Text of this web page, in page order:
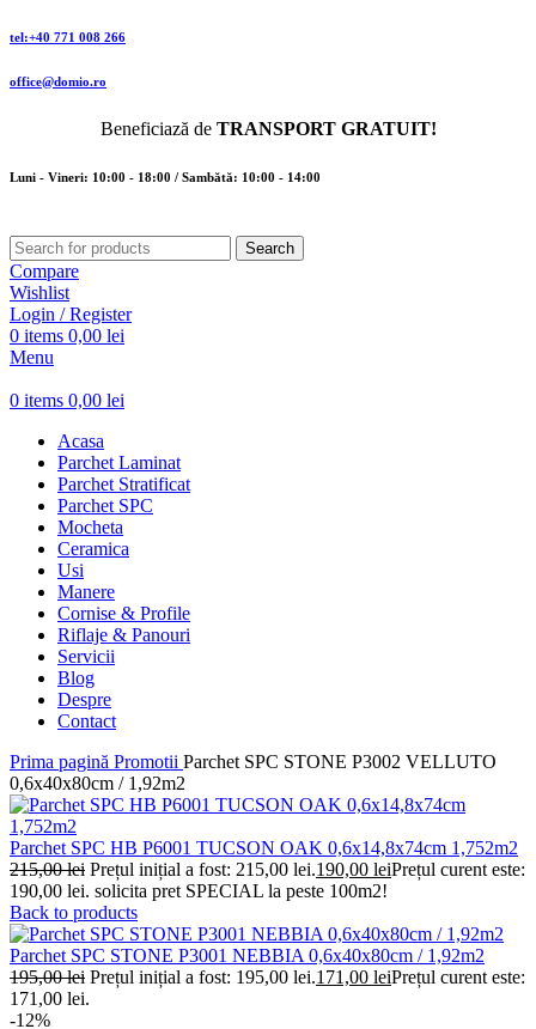
tel:+40 771 008 266
office@domio.ro
Beneficiază de TRANSPORT GRATUIT!
Luni - Vineri: 10:00 - 18:00 / Sambătă: 10:00 - 14:00
Search
Compare
Wishlist
Login / Register
0 items 0,00 lei
Menu
0 items 0,00 lei
Acasa
Parchet Laminat
Parchet Stratificat
Parchet SPC
Mocheta
Ceramica
Usi
Manere
Cornise & Profile
Riflaje & Panouri
Servicii
Blog
Despre
Contact
Prima pagină Promotii Parchet SPC STONE P3002 VELLUTO
0,6x40x80cm / 1,92m2
Parchet SPC HB P6001 TUCSON OAK 0,6x14,8x74cm 1,752m2
215,00lei Prețul inițial a fost: 215,00 lei.190,00 leiPrețul curent este:
190,00 lei. solicita pret SPECIAL la peste 100m2!
Back to products
Parchet SPC STONE P3001 NEBBIA 0,6x40x80cm / 1,92m2
195,00lei Prețul inițial a fost: 195,00 lei.171,00 leiPrețul curent este:
171,00 lei.
-12%